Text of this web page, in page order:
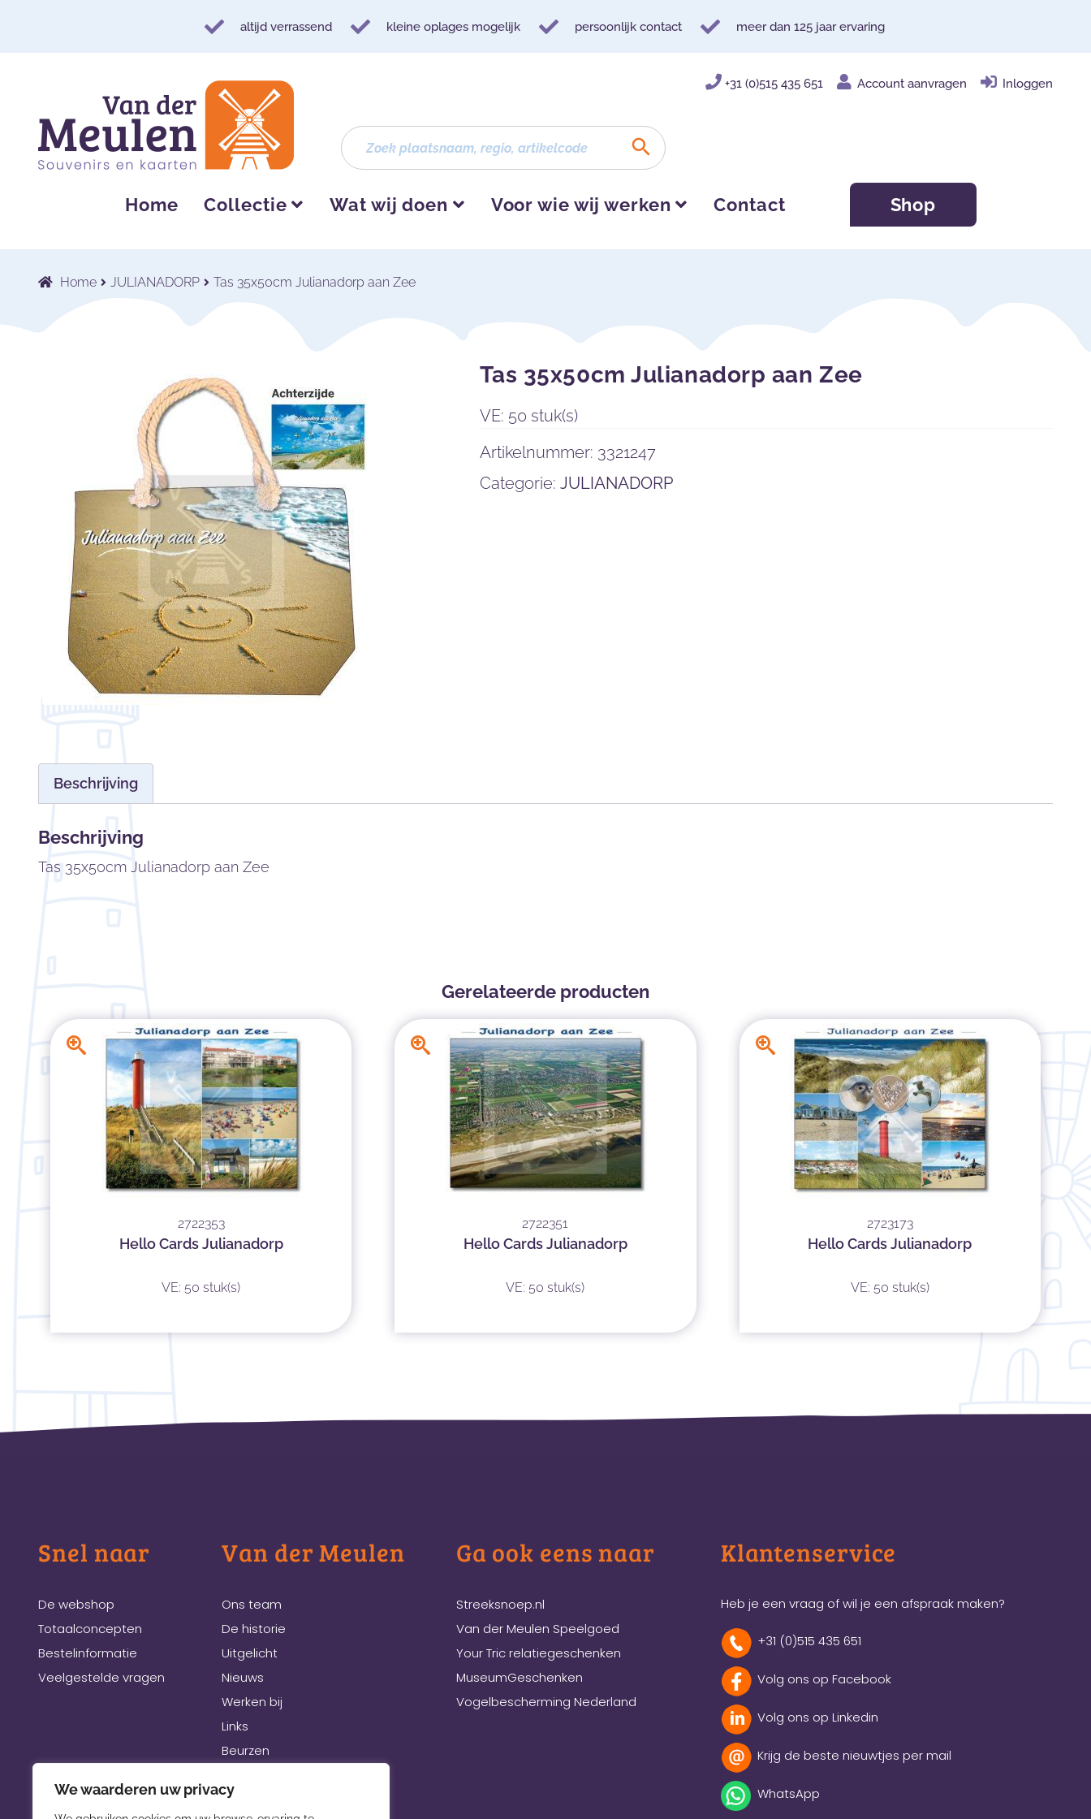
We waarderen uw privacy
altijd verrassend kleine oplages mogelijk persoonlijk contact meer dan 125 jaar ervaring
navigatie
inhoud
+31 (0)515 435 651 Account aanvragen Inloggen
Home Collectie Wat wij doen Voor wie wij werken Contact Shop
Home JULIANADORP Tas 35x50cm Julianadorp aan Zee
Tas 35x50cm Julianadorp aan Zee
VE: 50 stuk(s)
Artikelnummer: 3321247
Categorie: JULIANADORP
Beschrijving
Beschrijving
Tas 35x50cm Julianadorp aan Zee
Gerelateerde producten
2722353
Hello Cards Julianadorp
VE: 50 stuk(s)
2722351
Hello Cards Julianadorp
VE: 50 stuk(s)
2723173
Hello Cards Julianadorp
VE: 50 stuk(s)
Snel naar
De webshop
Totaalconcepten
Bestelinformatie
Veelgestelde vragen
Van der Meulen
Ons team
De historie
Uitgelicht
Nieuws
Werken bij
Links
Beurzen
Ga ook eens naar
Streeksnoep.nl
Van der Meulen Speelgoed
Your Tric relatiegeschenken
MuseumGeschenken
Vogelbescherming Nederland
Klantenservice
Heb je een vraag of wil je een afspraak maken?
+31 (0)515 435 651
Volg ons op Facebook
Volg ons op Linkedin
Krijg de beste nieuwtjes per mail
WhatsApp